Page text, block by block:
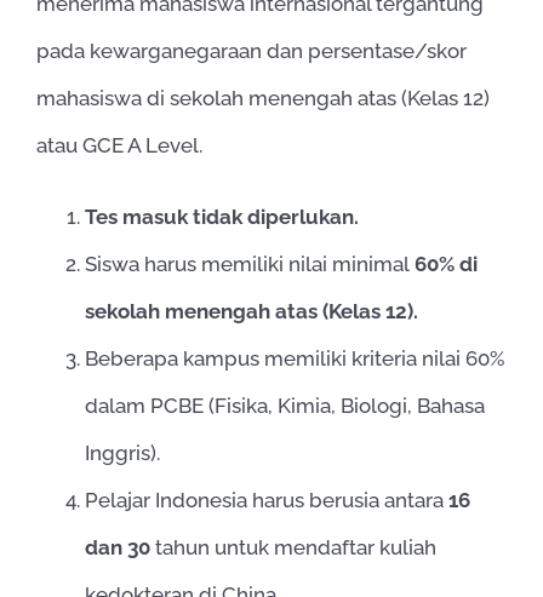
pada kewarganegaraan dan persentase/skor
mahasiswa di sekolah menengah atas (Kelas 12)
atau GCE A Level.
Tes masuk tidak diperlukan.
Siswa harus memiliki nilai minimal 60% di
sekolah menengah atas (Kelas 12).
Beberapa kampus memiliki kriteria nilai 60%
dalam PCBE (Fisika, Kimia, Biologi, Bahasa
Inggris).
Pelajar Indonesia harus berusia antara 16
dan 30 tahun untuk mendaftar kuliah